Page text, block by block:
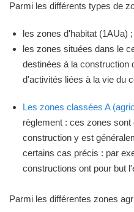
Parmi les différents types de
les zones d'habitat (1AUa) ;
les zones situées dans le
destinées à la construction
d'activités liées à la vie du
Les zones classées A
règlement : ces zones
construction y est
certains cas précis : par
constructions ont pour but
Parmi les différentes zones